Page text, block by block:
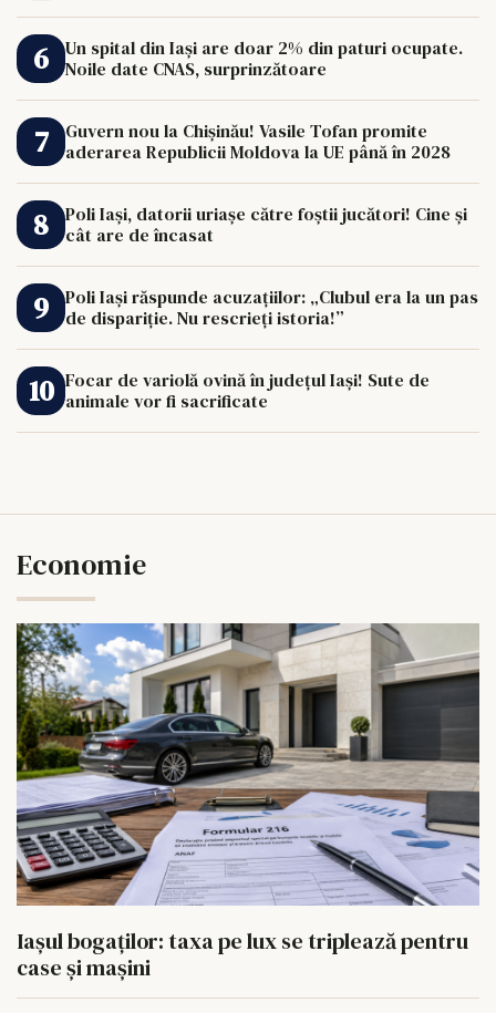
Un spital din Iași are doar 2% din paturi ocupate.
Noile date CNAS, surprinzătoare
Guvern nou la Chișinău! Vasile Tofan promite
aderarea Republicii Moldova la UE până în 2028
Poli Iași, datorii uriașe către foștii jucători! Cine și
cât are de încasat
Poli Iași răspunde acuzațiilor: „Clubul era la un pas
de dispariție. Nu rescrieți istoria!”
Focar de variolă ovină în județul Iași! Sute de
animale vor fi sacrificate
Economie
Iașul bogaților: taxa pe lux se triplează pentru
case și mașini